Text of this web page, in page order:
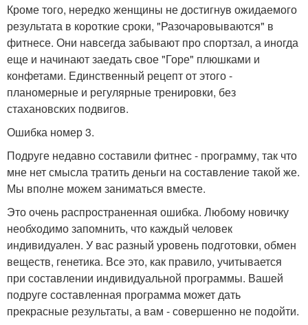
Кроме того, нередко женщины не достигнув ожидаемого
результата в короткие сроки, "Разочаровываются" в
фитнесе. Они навсегда забывают про спортзал, а иногда
еще и начинают заедать свое "Горе" плюшками и
конфетами. Единственный рецепт от этого -
планомерные и регулярные тренировки, без
стахановских подвигов.
Ошибка номер 3.
Подруге недавно составили фитнес - программу, так что
мне нет смысла тратить деньги на составление такой же.
Мы вполне можем заниматься вместе.
Это очень распространенная ошибка. Любому новичку
необходимо запомнить, что каждый человек
индивидуален. У вас разный уровень подготовки, обмен
веществ, генетика. Все это, как правило, учитывается
при составлении индивидуальной программы. Вашей
подруге составленная программа может дать
прекрасные результаты, а вам - совершенно не подойти.